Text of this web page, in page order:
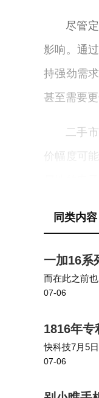
尽管
影响。通
持强劲需
甚至需要更
二手
价幅度可
同类内容
一加16系
而在此之前
焦镜头，同
07-06
1816年
快科技7月5
机安装在他
07-06